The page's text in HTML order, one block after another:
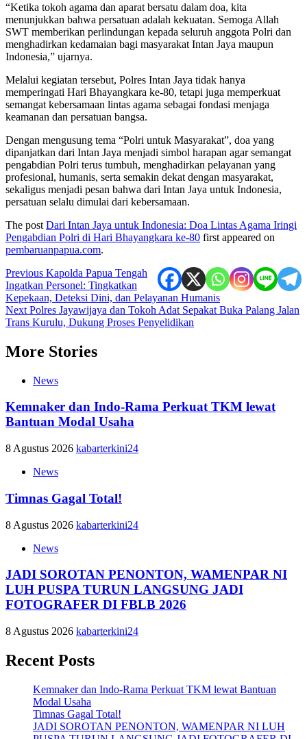
“Ketika tokoh agama dan aparat bersatu dalam doa, kita
menunjukkan bahwa persatuan adalah kekuatan. Semoga Allah
SWT memberikan perlindungan kepada seluruh anggota Polri dan
menghadirkan kedamaian bagi masyarakat Intan Jaya maupun
Indonesia,” ujarnya.
Melalui kegiatan tersebut, Polres Intan Jaya tidak hanya
memperingati Hari Bhayangkara ke-80, tetapi juga memperkuat
semangat kebersamaan lintas agama sebagai fondasi menjaga
keamanan dan persatuan bangsa.
Dengan mengusung tema “Polri untuk Masyarakat”, doa yang
dipanjatkan dari Intan Jaya menjadi simbol harapan agar semangat
pengabdian Polri terus tumbuh, menghadirkan pelayanan yang
profesional, humanis, serta semakin dekat dengan masyarakat,
sekaligus menjadi pesan bahwa dari Intan Jaya untuk Indonesia,
persatuan selalu dimulai dari kebersamaan.
The post Dari Intan Jaya untuk Indonesia: Doa Lintas Agama Iringi
Pengabdian Polri di Hari Bhayangkara ke-80 first appeared on
pembaruanpapua.com.
Post
navigation
Previous Kapolda Papua Tengah
Ingatkan Personel: Tingkatkan
Kepekaan, Deteksi Dini, dan Pelayanan Humanis
Next Polres Jayawijaya dan Tokoh Adat Sepakat Buka Palang Jalan
Trans Kurulu, Dukung Proses Penyelidikan
More Stories
News
Kemnaker dan Indo-Rama Perkuat TKM lewat
Bantuan Modal Usaha
8 Agustus 2026 kabarterkini24
News
Timnas Gagal Total!
8 Agustus 2026 kabarterkini24
News
JADI SOROTAN PENONTON, WAMENPAR NI
LUH PUSPA TURUN LANGSUNG JADI
FOTOGRAFER DI FBLB 2026
8 Agustus 2026 kabarterkini24
Recent Posts
Kemnaker dan Indo-Rama Perkuat TKM lewat Bantuan
Modal Usaha
Timnas Gagal Total!
JADI SOROTAN PENONTON, WAMENPAR NI LUH